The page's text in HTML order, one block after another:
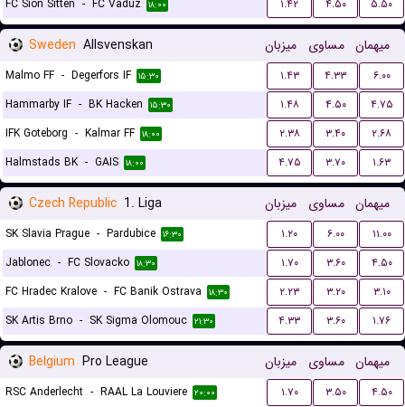
FC Sion Sitten - FC Vaduz ۱۸:۰۰ ۱.۴۲ ۴.۵۰ ۵.۵۰
Sweden Allsvenskan میزبان مساوی میهمان
Malmo FF - Degerfors IF ۱۵:۳۰ ۱.۴۳ ۴.۳۳
۶.۰۰
Hammarby IF - BK Hacken ۱۵:۳۰ ۱.۴۸ ۴.۵۰
۴.۷۵
IFK Goteborg - Kalmar FF ۱۸:۰۰ ۲.۳۸ ۳.۴۰
۲.۶۸
Halmstads BK - GAIS ۱۸:۰۰ ۴.۷۵ ۳.۷۰ ۱.۶۳
Czech Republic 1. Liga میزبان مساوی میهمان
SK Slavia Prague - Pardubice ۱۶:۳۰ ۱.۲۰ ۶.۰۰
۱۱.۰۰
Jablonec - FC Slovacko ۱۸:۳۰ ۱.۷۰ ۳.۶۰
۴.۵۰
FC Hradec Kralove - FC Banik Ostrava ۱۸:۳۰ ۲.۲۳ ۳.۲۰
۳.۱۰
SK Artis Brno - SK Sigma Olomouc ۲۱:۳۰ ۴.۳۳ ۳.۶۰ ۱.۷۶
Belgium Pro League میزبان مساوی میهمان
RSC Anderlecht - RAAL La Louviere ۲۰:۰۰ ۱.۷۰ ۳.۵۰
۴.۵۰